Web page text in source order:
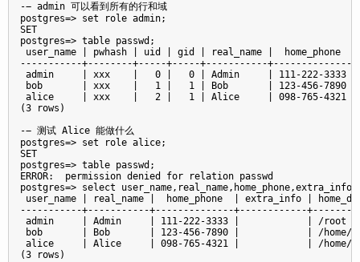
-− admin 可以看到所有的行和域
postgres=> set role admin;
SET
postgres=> table passwd;
user_name | pwhash | uid | gid | real_name |
-----------+--------+-----+-----+-----------
admin     | xxx    |   0 |   0 | Admin     | 111-222-
bob       | xxx    |   1 |   1 | Bob       | 123-456-7890
alice     | xxx    |   2 |   1 | Alice     | 098-765-4321
(3 rows)
-− 测试 Alice 能做什么
postgres=> set role alice;
SET
postgres=> table passwd;
ERROR:  permission denied for relation passwd
postgres=> select
user_name | real_name |  home_phone  | extra_info |
-----------+-----------+--------------+------------
admin     | Admin     | 111-222-3333 |            | /root
bob       | Bob       | 123-456-7890 |            | /home/
alice     | Alice     | 098-765-4321 |            | /home/
(3 rows)